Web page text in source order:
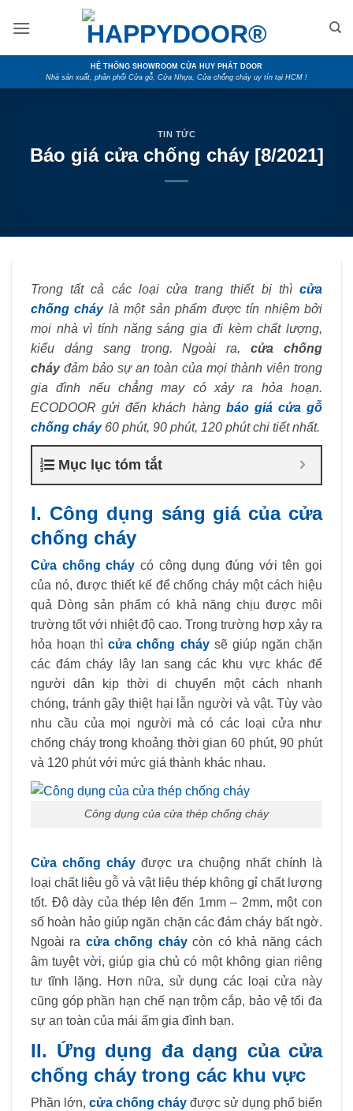
HỆ THỐNG SHOWROOM CỬA HUY PHÁT DOOR
Nhà sản xuất, phân phối Cửa gỗ, Cửa Nhựa, Cửa chống cháy uy tín tại HCM !
TIN TỨC
Báo giá cửa chống cháy [8/2021]
Trong tất cả các loại cửa trang thiết bị thìcửa
chống cháy là một sản phẩm được tín nhiệm bởi
mọi nhà vì tính năng sáng gia đi kèm chất lượng,
kiểu dáng sang trọng. Ngoài ra,cửa chống
cháyđảm bảo sự an toàn của mọi thành viên trong
gia đình nếu chẳng may có xảy ra hỏa hoạn.
ECODOOR gửi đến khách hàng báo giá cửa gỗ
chống cháy 60 phút, 90 phút, 120 phút chi tiết nhất.
Mục lục tóm tắt
I. Công dụng sáng giá của cửa
chống cháy
Cửa chống cháy có công dụng đúng với tên gọi
của nó, được thiết kế để chống cháy một cách hiệu
quả Dòng sản phẩm có khả năng chịu được môi
trường tốt với nhiệt độ cao. Trong trường hợp xảy ra
hỏa hoạn thìcửa chống cháysẽ giúp ngăn chặn
các đám cháy lây lan sang các khu vực khác để
người dân kịp thời di chuyển một cách nhanh
chóng, tránh gây thiệt hại lẫn người và vật. Tùy vào
nhu cầu của mọi người mà có các loại cửa như
chống cháy trong khoảng thời gian 60 phút, 90 phút
và 120 phút với mức giá thành khác nhau.
Công dụng của cửa thép chống cháy
Cửa chống cháy được ưa chuộng nhất chính là
loại chất liệu gỗ và vật liệu thép không gỉ chất lượng
tốt. Độ dày của thép lên đến 1mm – 2mm, một con
số hoàn hảo giúp ngăn chặn các đám cháy bất ngờ.
Ngoài ra cửa chống cháycòn có khả năng cách
âm tuyệt vời, giúp gia chủ có một không gian riêng
tư tĩnh lặng. Hơn nữa, sử dụng các loại cửa này
cũng góp phần hạn chế nạn trộm cắp, bảo vệ tối đa
sự an toàn của mái ấm gia đình bạn.
II. Ứng dụng đa dạng của cửa
chống cháy trong các khu vực
Phần lớn, cửa chống cháy được sử dụng phổ biến